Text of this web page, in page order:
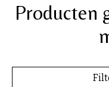
Producten